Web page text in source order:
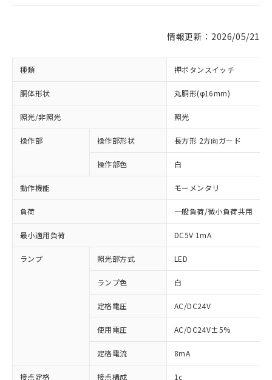
情報更新：2026/05/21
種類 押ボタンスイッチ
胴体形状 丸胴形(φ16mm)
照光/非照光 照光
操作部 操作部形状 長方形 2方向ガード
操作部色 白
動作機能 モーメンタリ
負荷 一般負荷/微小負荷共用
最小適用負荷 DC5V 1mA
ランプ 照光部方式 LED
ランプ色 白
定格電圧 AC/DC24V
使用電圧 AC/DC24V±5%
定格電流 8mA
接点定格 接点構成 1c